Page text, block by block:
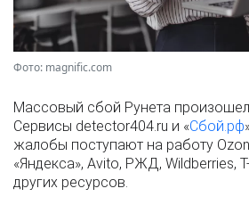
Фото: magnific.com
Массовый сбой Рунета произошел
Сервисы detector404.ru и «Сбой.рф
жалобы поступают на работу
«Яндекса», Avito, РЖД, Wildberries,
других ресурсов.